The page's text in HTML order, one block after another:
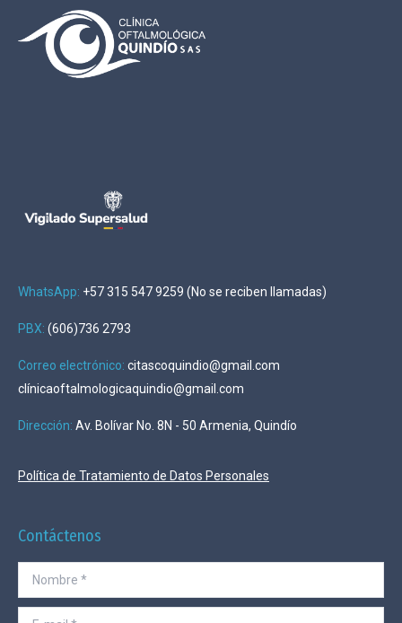
WhatsApp: +57 315 547 9259 (No se reciben llamadas)
PBX: (606)736 2793
Correo electrónico: citascoquindio@gmail.com
clínicaoftalmologicaquindio@gmail.com
Dirección: Av. Bolívar No. 8N - 50 Armenia, Quindío
Política de Tratamiento de Datos Personales
Contáctenos
Nombre *
E-mail *